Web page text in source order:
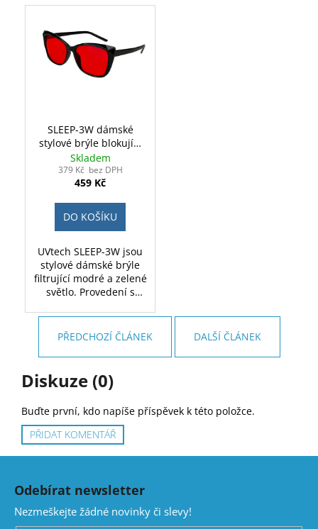
SLEEP-3W dámské
stylové brýle blokující
modré světlo -
červené
Skladem
379 Kč bez DPH
459 Kč
DO KOŠÍKU
UVtech SLEEP-3W jsou
stylové dámské brýle
filtrující modré a zelené
světlo. Provedení s
PŘEDCHOZÍ ČLÁNEK DALŠÍ ČLÁNEK
Diskuze (0)
Buďte první, kdo napíše příspěvek k této položce.
PŘIDAT KOMENTÁŘ
Z
Odebírat newsletter
Nezmeškejte žádné novinky či slevy!